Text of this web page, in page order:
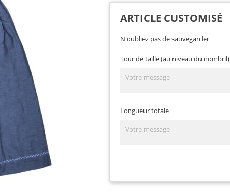
ARTICLE CUSTOMISÉ
N'oubliez pas de sauvegarder
Tour de taille (au niveau du nombril)
Longueur totale